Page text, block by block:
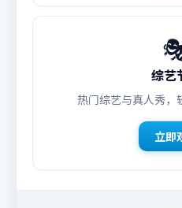
综艺
热门综艺与真人秀，
立即